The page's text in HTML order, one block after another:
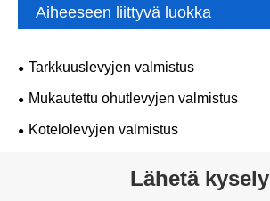
Aiheeseen liittyvä luokka
Tarkkuuslevyjen valmistus
Mukautettu ohutlevyjen valmistus
Kotelolevyjen valmistus
Lähetä kysely